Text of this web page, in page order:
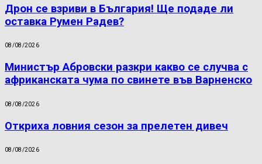
Дрон се взриви в България! Ще подаде ли
оставка Румен Радев?
08/08/2026
Министър Абровски разкри какво се случва с
африканската чума по свинете във Варненско
08/08/2026
Откриха ловния сезон за прелетен дивеч
08/08/2026